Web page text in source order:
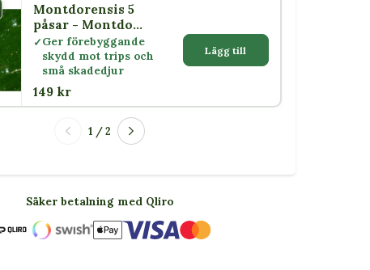
Montdorensis 5
påsar - Montdo
mites - Nyttodjur
mot trips, spinn &
vita flygare
Ger förebyggande
skydd mot trips och
små skadedjur
149 kr
Lägg till
1 / 2
Säker betalning med Qliro